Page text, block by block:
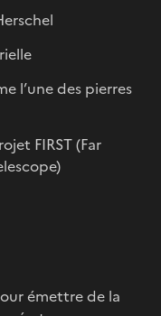
l’une des pierres
FIRST (Far
émettre de la